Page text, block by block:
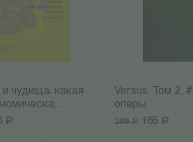
и чудища: какая
Р
Versus. Том 2,
оперы
300 Р 165 Р